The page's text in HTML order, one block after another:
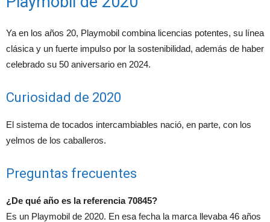
Ya en los años 20, Playmobil combina licencias potentes, su línea
clásica y un fuerte impulso por la sostenibilidad, además de haber
celebrado su 50 aniversario en 2024.
Curiosidad de 2020
El sistema de tocados intercambiables nació, en parte, con los
yelmos de los caballeros.
Preguntas frecuentes
¿De qué año es la referencia 70845?
Es un Playmobil de 2020. En esa fecha la marca llevaba 46 años